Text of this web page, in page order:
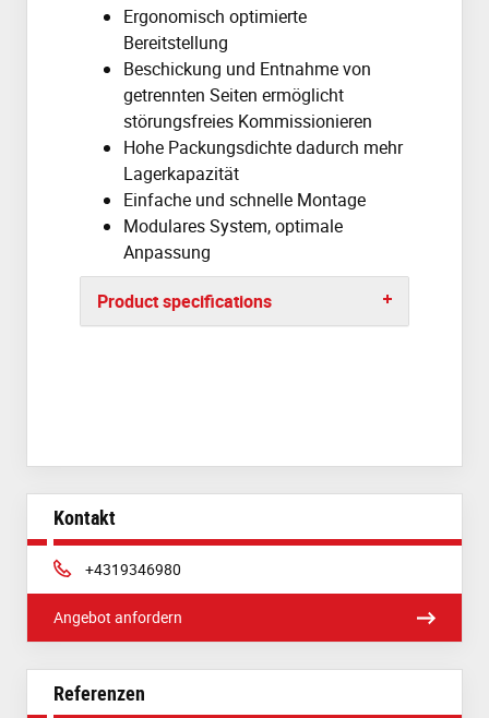
Ergonomisch optimierte
Bereitstellung
Beschickung und Entnahme von
getrennten Seiten ermöglicht
störungsfreies Kommissionieren
Hohe Packungsdichte dadurch mehr
Lagerkapazität
Einfache und schnelle Montage
Modulares System, optimale
Anpassung
Product specifications
Kontakt
Phone:
+4319346980
Angebot anfordern
Referenzen